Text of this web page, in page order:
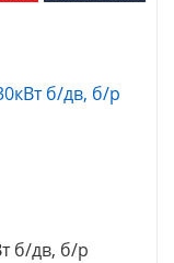
б/дв, б/р